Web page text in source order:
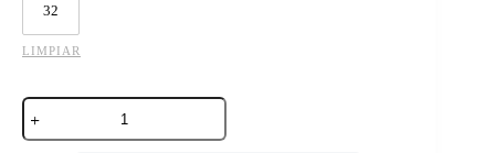
32
LIMPIAR
PANTALON
KAJM
MODELO